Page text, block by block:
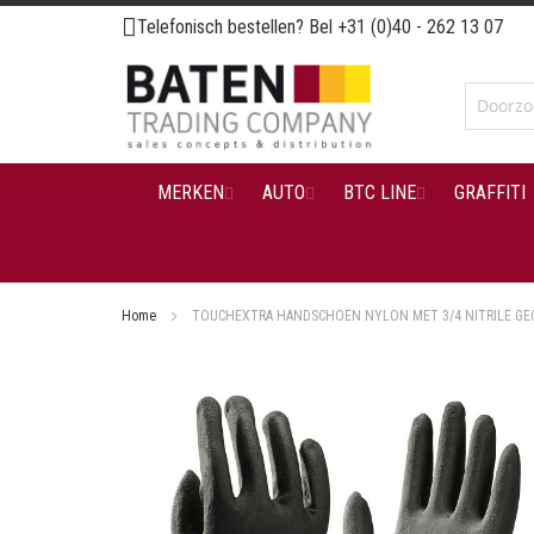
Ga
naar
de
inhoud
Telefonisch bestellen? Bel +31 (0)40 - 262 13 07
MERKEN AUTO BTC LINE GRAFFITI
Home TOUCHEXTRA HANDSCHOEN NYLON MET 3/4 NITRILE
afbeeldingen-